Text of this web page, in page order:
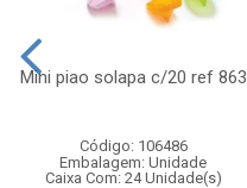
Mini piao solapa c/20 ref 863
Código: 106486
Embalagem: Unidade
Caixa Com: 24 Unidade(s)